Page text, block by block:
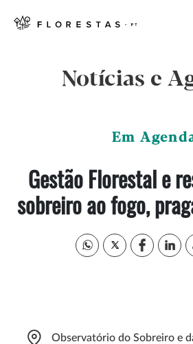
Notícias e
Em
Gestão Florestal e
sobreiro ao fogo,
Observatório do Sobreiro e